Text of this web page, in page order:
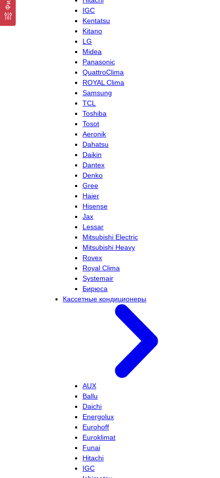
IGC
Kentatsu
Kitano
LG
Midea
Panasonic
QuattroClima
ROYAL Clima
Samsung
TCL
Toshiba
Tosot
Aeronik
Dahatsu
Daikin
Dantex
Denko
Gree
Haier
Hisense
Jax
Lessar
Mitsubishi Electric
Mitsubishi Heavy
Rovex
Royal Clima
Systemair
Бирюса
Кассетные кондиционеры
AUX
Ballu
Daichi
Energolux
Eurohoff
Euroklimat
Funai
Hitachi
IGC